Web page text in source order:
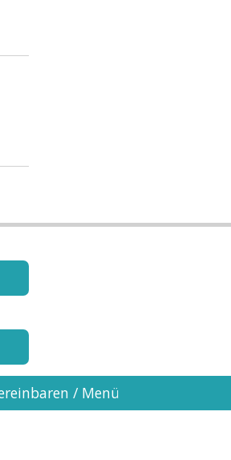
/ Menü